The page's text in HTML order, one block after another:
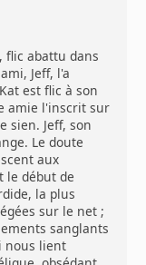
flic abattu dans
Jeff, l'a
est flic à son
amie l'inscrit sur
sien. Jeff, son
Le doute
aux
le début de
la plus
sur le net ;
sanglants
nous lient